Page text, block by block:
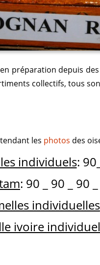
préparation depuis
collectifs, tous
les photos des
individuels:
: 90 _ 90 _ 90
individuelles
ivoire